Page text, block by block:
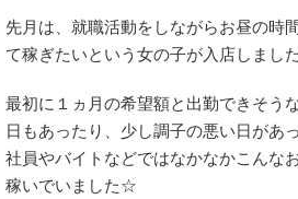
先月は、就職活動をしながらお昼の時
て稼ぎたいという女の子が入店しました
最初に１ヵ月の希望額と出勤できそう
日もあったり、少し調子の悪い日があ
社員やバイトなどではなかなかこんな
稼いでいました☆